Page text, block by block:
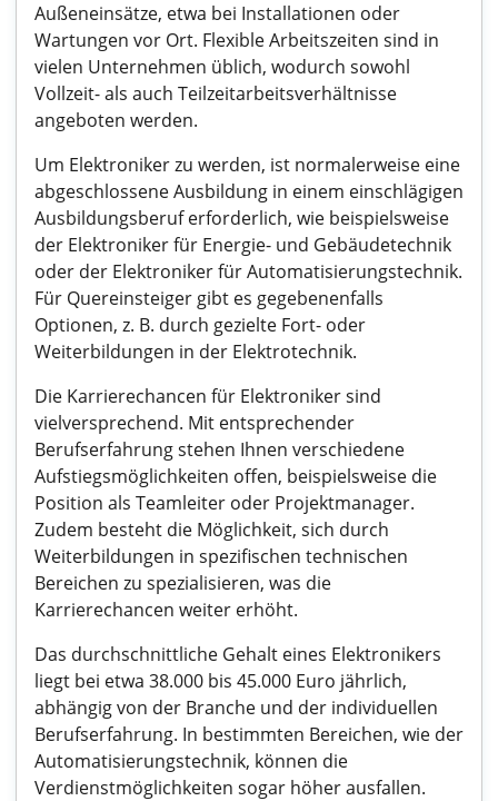
Außeneinsätze, etwa bei Installationen oder
Wartungen vor Ort. Flexible Arbeitszeiten sind in
vielen Unternehmen üblich, wodurch sowohl
Vollzeit- als auch Teilzeitarbeitsverhältnisse
angeboten werden.
Um Elektroniker zu werden, ist normalerweise eine
abgeschlossene Ausbildung in einem einschlägigen
Ausbildungsberuf erforderlich, wie beispielsweise
der Elektroniker für Energie- und Gebäudetechnik
oder der Elektroniker für Automatisierungstechnik.
Für Quereinsteiger gibt es gegebenenfalls
Optionen, z. B. durch gezielte Fort- oder
Weiterbildungen in der Elektrotechnik.
Die Karrierechancen für Elektroniker sind
vielversprechend. Mit entsprechender
Berufserfahrung stehen Ihnen verschiedene
Aufstiegsmöglichkeiten offen, beispielsweise die
Position als Teamleiter oder Projektmanager.
Zudem besteht die Möglichkeit, sich durch
Weiterbildungen in spezifischen technischen
Bereichen zu spezialisieren, was die
Karrierechancen weiter erhöht.
Das durchschnittliche Gehalt eines Elektronikers
liegt bei etwa 38.000 bis 45.000 Euro jährlich,
abhängig von der Branche und der individuellen
Berufserfahrung. In bestimmten Bereichen, wie der
Automatisierungstechnik, können die
Verdienstmöglichkeiten sogar höher ausfallen.